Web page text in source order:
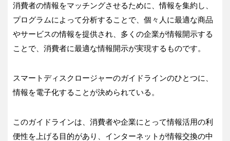
消費者の情報をマッチングさせるために、情報を集約し、
プログラムによって分析することで、個々人に最適な商品
やサービスの情報を提供され、多くの企業が情報開示する
ことで、消費者に最適な情報開示が実現するものです。
スマートディスクロージャーのガイドラインのひとつに、
情報を電子化することが決められている。
このガイドラインは、消費者や企業にとって情報活用の利
便性を上げる目的があり、インターネットが情報交換の中